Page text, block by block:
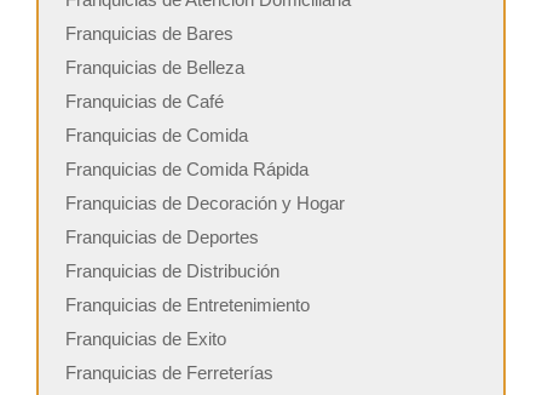
Franquicias de Bares
Franquicias de Belleza
Franquicias de Café
Franquicias de Comida
Franquicias de Comida Rápida
Franquicias de Decoración y Hogar
Franquicias de Deportes
Franquicias de Distribución
Franquicias de Entretenimiento
Franquicias de Exito
Franquicias de Ferreterías